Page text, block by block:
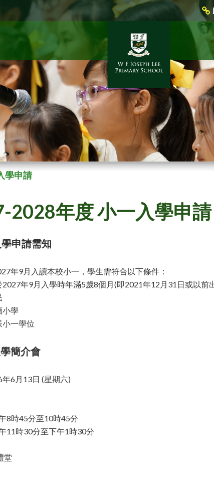
學申請
2028年度 小一入學申請
申請需知
年9月入讀本校小一，學生需符合以下條件：
2027年9月入學時年滿5歲8個月(即2021年12月31日或以前
小學
小一學位
簡介會
年6月13日 (星期六)
8時45分至10時45分
11時30分至下午1時30分
堂